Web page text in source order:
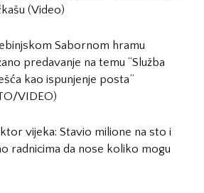
(Video)
Sabornom hramu
predavanje na temu “Služba
kao ispunjenje posta”
VIDEO)
vijeka: Stavio milione na sto i
radnicima da nose koliko mogu